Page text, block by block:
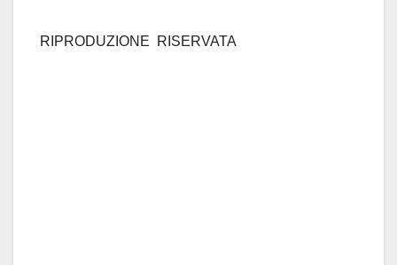
RIPRODUZIONE RISERVATA